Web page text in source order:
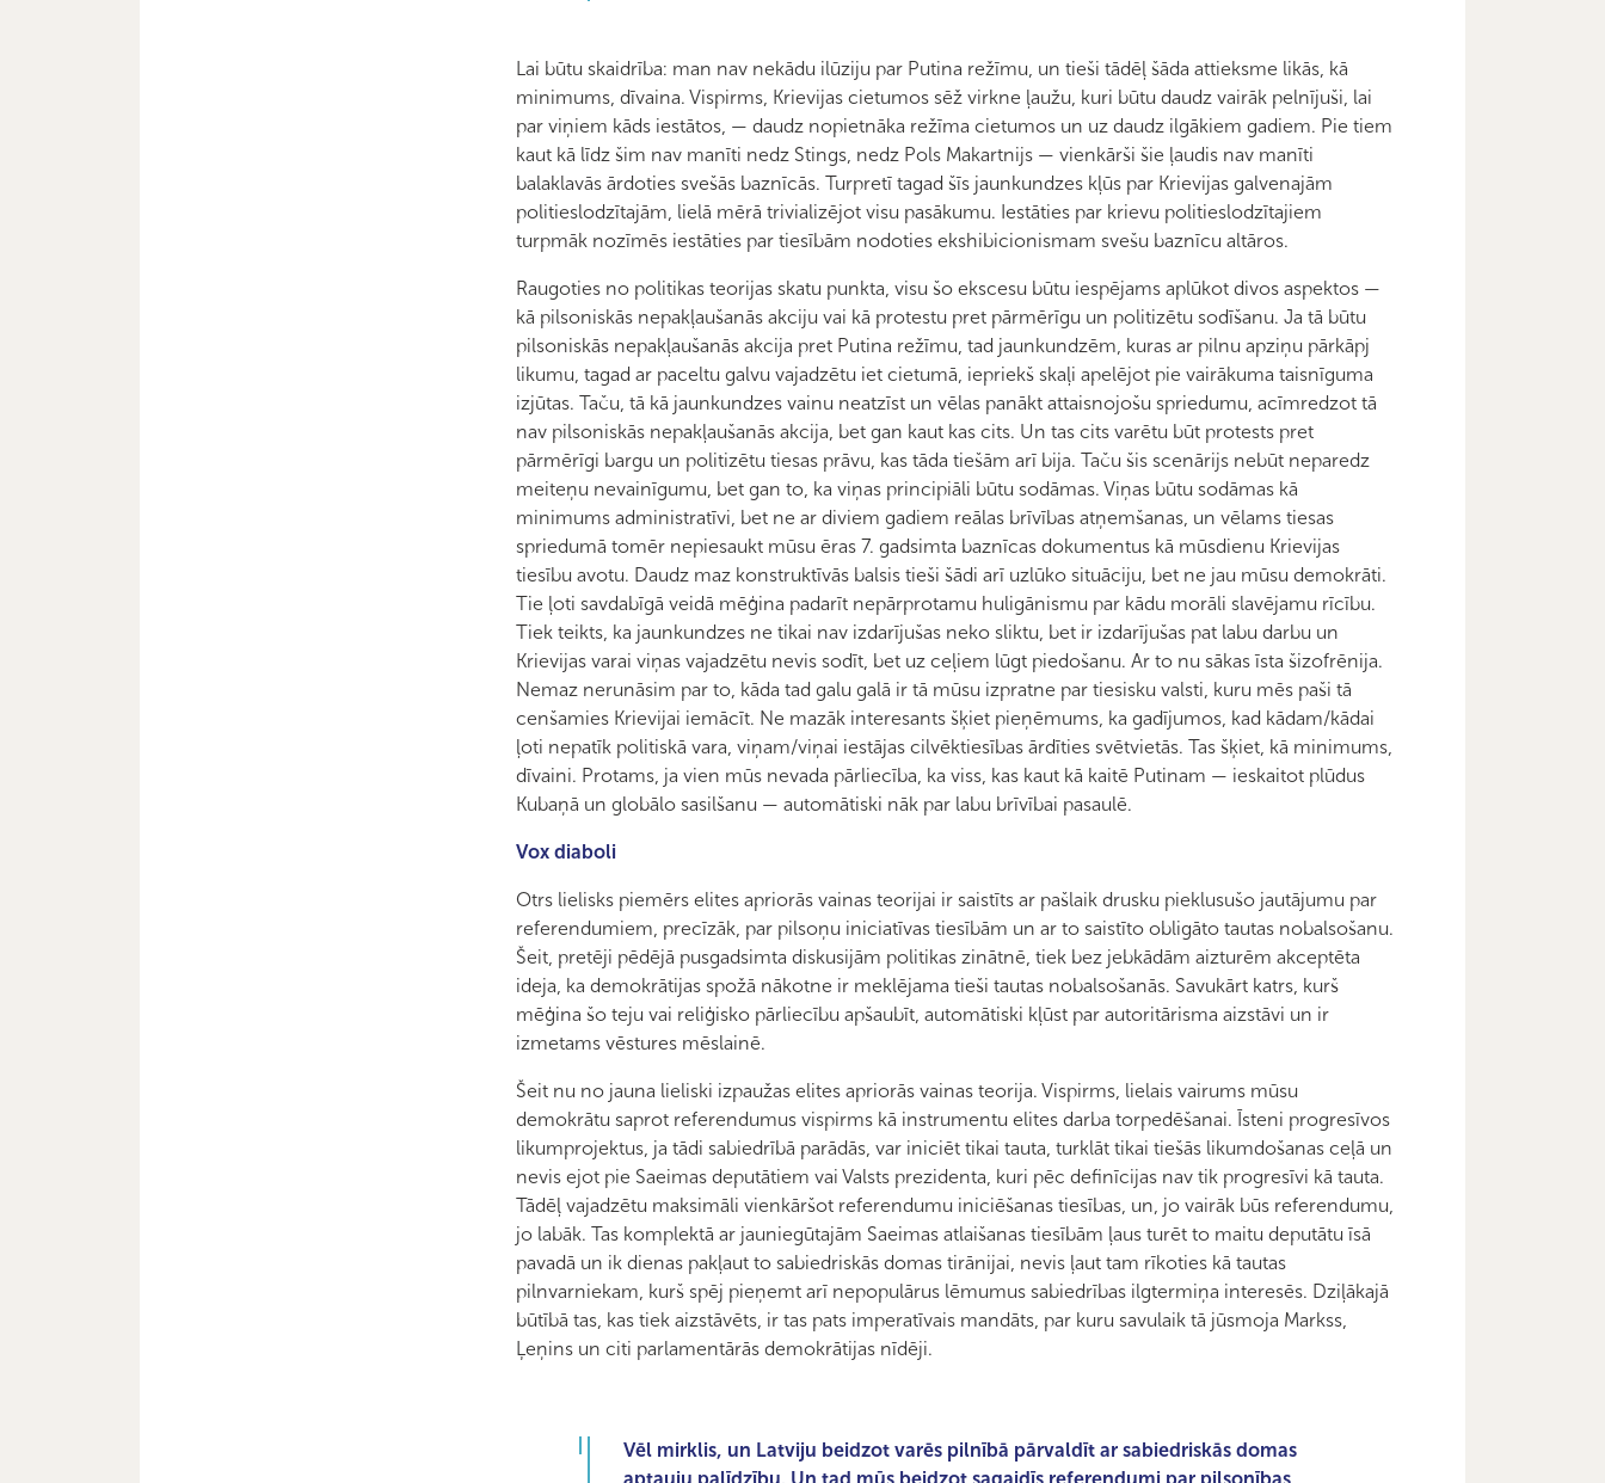
Lai būtu skaidrība: man nav nekādu ilūziju par Putina režīmu, un tieši tādēļ šāda attieksme likās, kā
minimums, dīvaina. Vispirms, Krievijas cietumos sēž virkne ļaužu, kuri būtu daudz vairāk pelnījuši, lai
par viņiem kāds iestātos, — daudz nopietnāka režīma cietumos un uz daudz ilgākiem gadiem. Pie tiem
kaut kā līdz šim nav manīti nedz Stings, nedz Pols Makartnijs — vienkārši šie ļaudis nav manīti
balaklavās ārdoties svešās baznīcās. Turpretī tagad šīs jaunkundzes kļūs par Krievijas galvenajām
politieslodzītajām, lielā mērā trivializējot visu pasākumu. Iestāties par krievu politieslodzītajiem
turpmāk nozīmēs iestāties par tiesībām nodoties ekshibicionismam svešu baznīcu altāros.
Raugoties no politikas teorijas skatu punkta, visu šo ekscesu būtu iespējams aplūkot divos aspektos —
kā pilsoniskās nepakļaušanās akciju vai kā protestu pret pārmērīgu un politizētu sodīšanu. Ja tā būtu
pilsoniskās nepakļaušanās akcija pret Putina režīmu, tad jaunkundzēm, kuras ar pilnu apziņu pārkāpj
likumu, tagad ar paceltu galvu vajadzētu iet cietumā, iepriekš skaļi apelējot pie vairākuma taisnīguma
izjūtas. Taču, tā kā jaunkundzes vainu neatzīst un vēlas panākt attaisnojošu spriedumu, acīmredzot tā
nav pilsoniskās nepakļaušanās akcija, bet gan kaut kas cits. Un tas cits varētu būt protests pret
pārmērīgi bargu un politizētu tiesas prāvu, kas tāda tiešām arī bija. Taču šis scenārijs nebūt neparedz
meiteņu nevainīgumu, bet gan to, ka viņas principiāli būtu sodāmas. Viņas būtu sodāmas kā
minimums administratīvi, bet ne ar diviem gadiem reālas brīvības atņemšanas, un vēlams tiesas
spriedumā tomēr nepiesaukt mūsu ēras 7. gadsimta baznīcas dokumentus kā mūsdienu Krievijas
tiesību avotu. Daudz maz konstruktīvās balsis tieši šādi arī uzlūko situāciju, bet ne jau mūsu demokrāti.
Tie ļoti savdabīgā veidā mēģina padarīt nepārprotamu huligānismu par kādu morāli slavējamu rīcību.
Tiek teikts, ka jaunkundzes ne tikai nav izdarījušas neko sliktu, bet ir izdarījušas pat labu darbu un
Krievijas varai viņas vajadzētu nevis sodīt, bet uz ceļiem lūgt piedošanu. Ar to nu sākas īsta šizofrēnija.
Nemaz nerunāsim par to, kāda tad galu galā ir tā mūsu izpratne par tiesisku valsti, kuru mēs paši tā
cenšamies Krievijai iemācīt. Ne mazāk interesants šķiet pieņēmums, ka gadījumos, kad kādam/kādai
ļoti nepatīk politiskā vara, viņam/viņai iestājas cilvēktiesības ārdīties svētvietās. Tas šķiet, kā minimums,
dīvaini. Protams, ja vien mūs nevada pārliecība, ka viss, kas kaut kā kaitē Putinam — ieskaitot plūdus
Kubaņā un globālo sasilšanu — automātiski nāk par labu brīvībai pasaulē.
Vox diaboli
Otrs lielisks piemērs elites apriorās vainas teorijai ir saistīts ar pašlaik drusku pieklusušo jautājumu par
referendumiem, precīzāk, par pilsoņu iniciatīvas tiesībām un ar to saistīto obligāto tautas nobalsošanu.
Šeit, pretēji pēdējā pusgadsimta diskusijām politikas zinātnē, tiek bez jebkādām aizturēm akceptēta
ideja, ka demokrātijas spožā nākotne ir meklējama tieši tautas nobalsošanās. Savukārt katrs, kurš
mēģina šo teju vai reliģisko pārliecību apšaubīt, automātiski kļūst par autoritārisma aizstāvi un ir
izmetams vēstures mēslainē.
Šeit nu no jauna lieliski izpaužas elites apriorās vainas teorija. Vispirms, lielais vairums mūsu
demokrātu saprot referendumus vispirms kā instrumentu elites darba torpedēšanai. Īsteni progresīvos
likumprojektus, ja tādi sabiedrībā parādās, var iniciēt tikai tauta, turklāt tikai tiešās likumdošanas ceļā un
nevis ejot pie Saeimas deputātiem vai Valsts prezidenta, kuri pēc definīcijas nav tik progresīvi kā tauta.
Tādēļ vajadzētu maksimāli vienkāršot referendumu iniciēšanas tiesības, un, jo vairāk būs referendumu,
jo labāk. Tas komplektā ar jauniegūtajām Saeimas atlaišanas tiesībām ļaus turēt to maitu deputātu īsā
pavadā un ik dienas pakļaut to sabiedriskās domas tirānijai, nevis ļaut tam rīkoties kā tautas
pilnvarniekam, kurš spēj pieņemt arī nepopulārus lēmumus sabiedrības ilgtermiņa interesēs. Dziļākajā
būtībā tas, kas tiek aizstāvēts, ir tas pats imperatīvais mandāts, par kuru savulaik tā jūsmoja Markss,
Ļeņins un citi parlamentārās demokrātijas nīdēji.
Vēl mirklis, un Latviju beidzot varēs pilnībā pārvaldīt ar sabiedriskās domas